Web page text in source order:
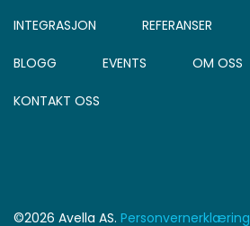
INTEGRASJON REFERANSER
BLOGG EVENTS OM OSS
KONTAKT OSS
©2026 Avella AS. Personvernerklæring